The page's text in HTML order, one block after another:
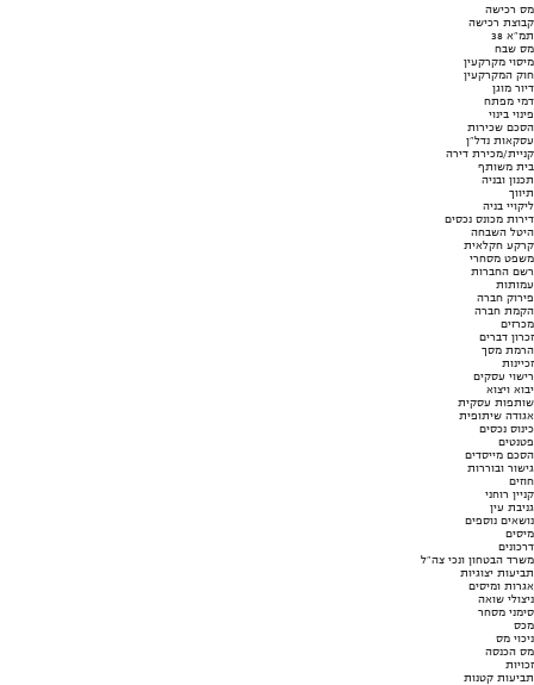
מס רכישה
קבוצת רכישה
תמ"א 38
מס שבח
מיסוי מקרקעין
חוק המקרקעין
דיור מוגן
דמי מפתח
פינוי בינוי
הסכם שכירות
עסקאות נדל"ן
קניית/מכירת דירה
בית משותף
תכנון ובניה
תיווך
ליקויי בניה
דירות מכונס נכסים
היטל השבחה
קרקע חקלאית
משפט מסחרי
רשם החברות
עמותות
פירוק חברה
הקמת חברה
מכרזים
זכרון דברים
הרמת מסך
זכיינות
רישוי עסקים
יבוא ויצוא
שותפות עסקית
אגודה שיתופית
כינוס נכסים
פטנטים
הסכם מייסדים
גישור ובוררות
חוזים
קניין רוחני
גניבת עין
נושאים נוספים
מיסים
דרכונים
משרד הבטחון ונכי צה"ל
תביעות יצוגיות
אגרות ומיסים
ניצולי שואה
סימני מסחר
מכס
ניכוי מס
מס הכנסה
זכויות
תביעות קטנות